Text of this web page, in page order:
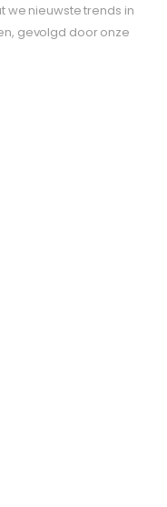
we nieuwste trends in
gevolgd door onze